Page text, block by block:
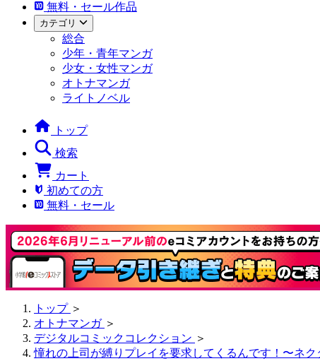
無料・セール作品
カテゴリ
総合
少年・青年マンガ
少女・女性マンガ
オトナマンガ
ライトノベル
トップ
検索
カート
初めての方
無料・セール
トップ ＞
オトナマンガ ＞
デジタルコミックコレクション ＞
憧れの上司が縛りプレイを要求してくるんです！〜ネ